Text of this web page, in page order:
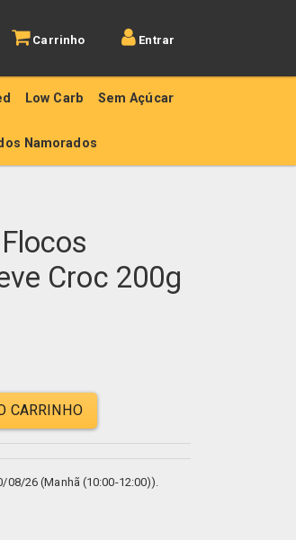
Carrinho Entrar
Low Carb Sem Açúcar
Namorados
Croc 200g
CARRINHO
26 (Manhã (10:00-12:00)).